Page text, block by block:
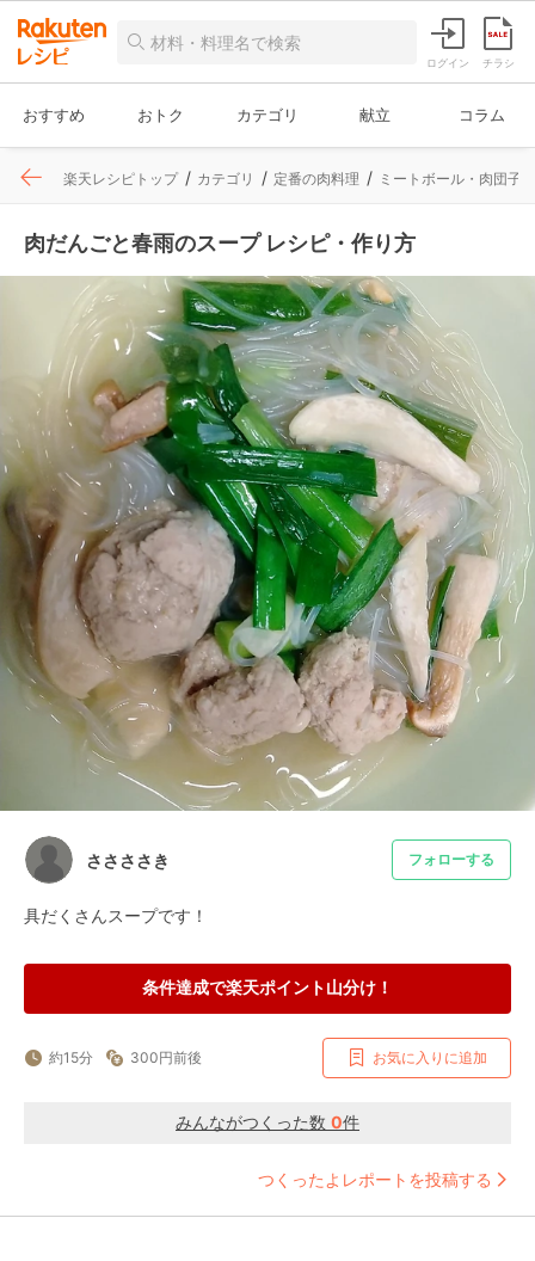
ログイン チラシ
おすすめ おトク カテゴリ 献立 コラム
楽天レシピトップ カテゴリ 定番の肉料理 ミートボール・肉団子
肉だんごと春雨のスープ レシピ・作り方
ささささき フォローする
具だくさんスープです！
条件達成で楽天ポイント山分け！
約15分 300円前後 お気に入りに追加
みんながつくった数 0件
つくったよレポートを投稿する